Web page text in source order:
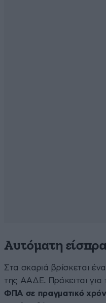
Αυτόματη
Στα σκαριά βρίσκεται
της ΑΑΔΕ. Πρόκειται για
ΦΠΑ σε πραγματικό